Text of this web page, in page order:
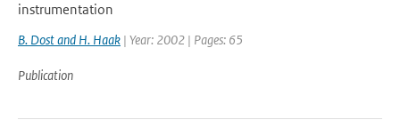
instrumentation
B. Dost and H. Haak | Year: 2002 | Pages: 65
Publication